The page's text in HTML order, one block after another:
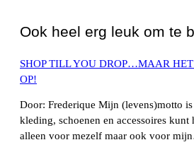
Ook heel erg leuk om te
SHOP TILL YOU DROP…MAAR
OP!
Door: Frederique Mijn (levens)motto
kleding, schoenen en accessoires
alleen voor mezelf maar ook voor